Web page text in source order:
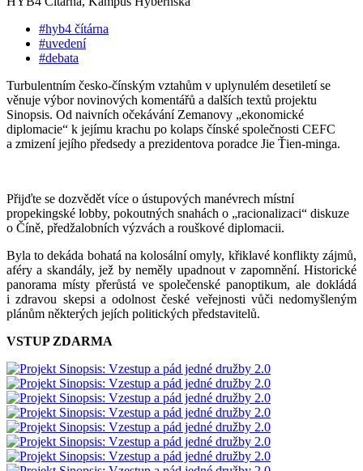
#hyb4 čítárna
#uvedení
#debata
Turbulentním česko-čínským vztahům v uplynulém desetiletí se
věnuje výbor novinových komentářů a dalších textů projektu
Sinopsis. Od naivních očekávání Zemanovy „ekonomické
diplomacie“ k jejímu krachu po kolaps čínské společnosti CEFC
a zmizení jejího předsedy a prezidentova poradce Jie Ťien-minga.
Přijďte se dozvědět více o ústupových manévrech místní
propekingské lobby, pokoutných snahách o „racionalizaci“ diskuze
o Číně, předžalobních výzvách a rouškové diplomacii.
Byla to dekáda bohatá na kolosální omyly, křiklavé konflikty zájmů,
aféry a skandály, jež by neměly upadnout v zapomnění. Historické
panorama místy přerůstá ve společenské panoptikum, ale dokládá
i zdravou skepsi a odolnost české veřejnosti vůči nedomyšleným
plánům některých jejích politických představitelů.
VSTUP ZDARMA